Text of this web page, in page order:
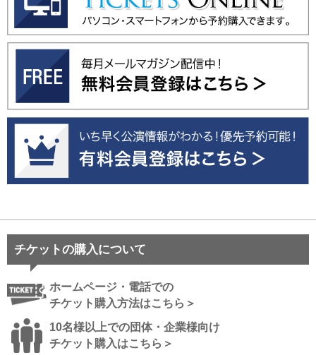
チケットの購入について
ホームページ・電話での
チケット購入方法はこちら＞
10名様以上での団体・企業様向け
チケット購入はこちら＞